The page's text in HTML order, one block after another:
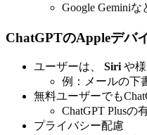
Google Gemini
ChatGPTのAppleデバ
ユーザーは、 Siri や
例：メールの下
無料ユーザーでも
ChatGPT Plusの
プライバシー配慮